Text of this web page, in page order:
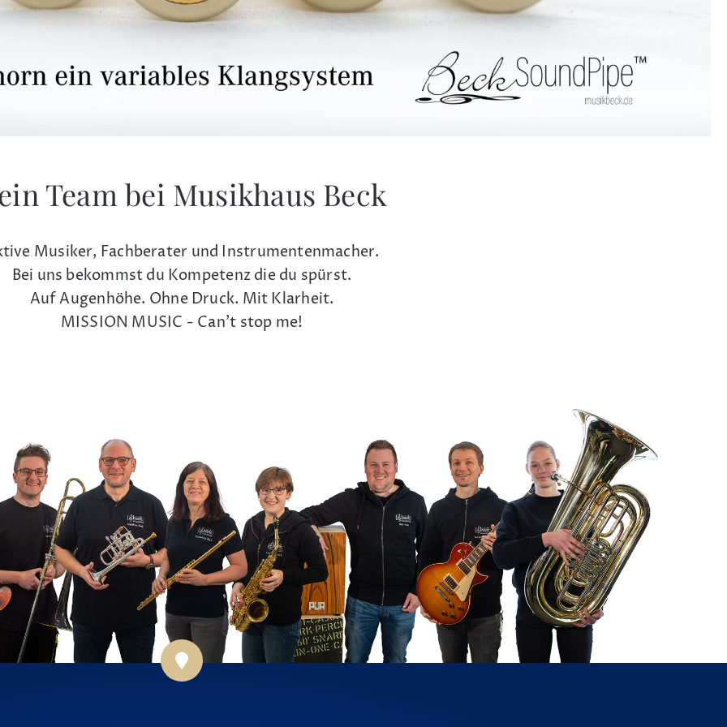
Team bei Musikhaus Beck
Musiker, Fachberater und Instrumentenmacher.
Bei uns bekommst du Kompetenz die du spürst.
Auf Augenhöhe. Ohne Druck. Mit Klarheit.
MISSION MUSIC - Can't stop me!